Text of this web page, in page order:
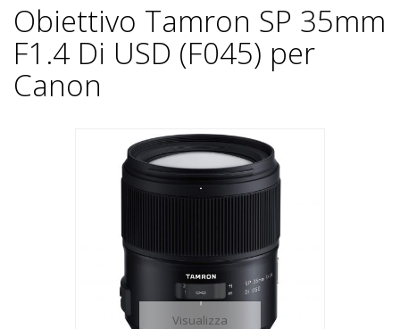
Obiettivo Tamron SP 35mm
F1.4 Di USD (F045) per
Canon
Visualizza